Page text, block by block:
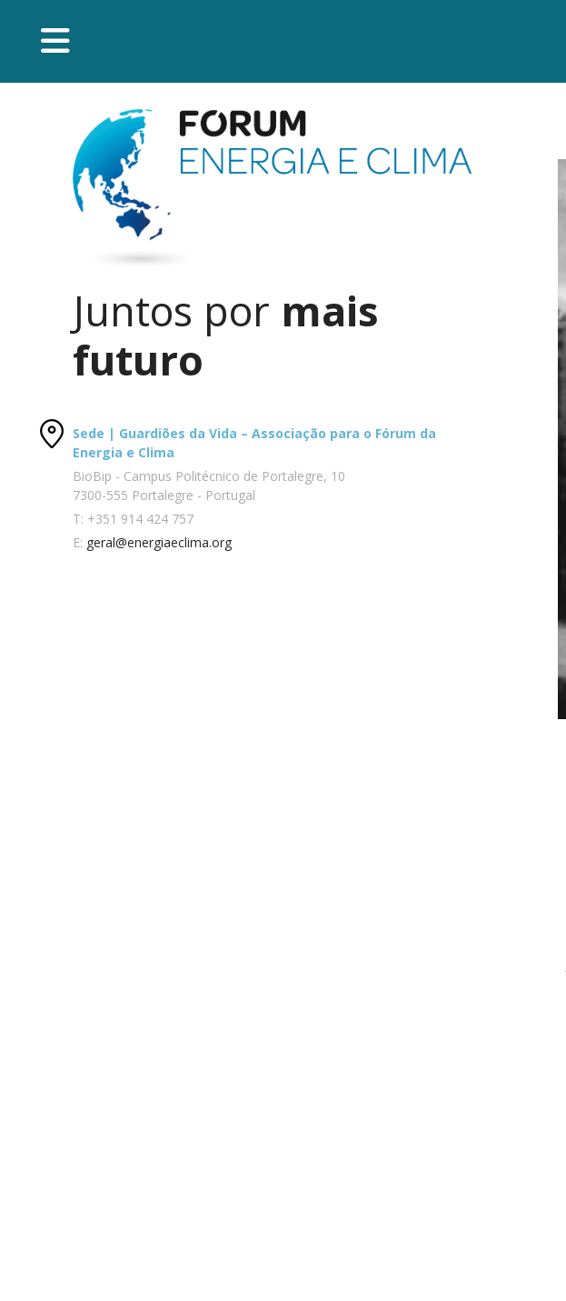
Juntos por mais
futuro
Sede | Guardiões da Vida – Associação para o Fórum da
Energia e Clima
BioBip - Campus Politécnico de Portalegre, 10
7300-555 Portalegre - Portugal
T: +351 914 424 757
E: geral@energiaeclima.org